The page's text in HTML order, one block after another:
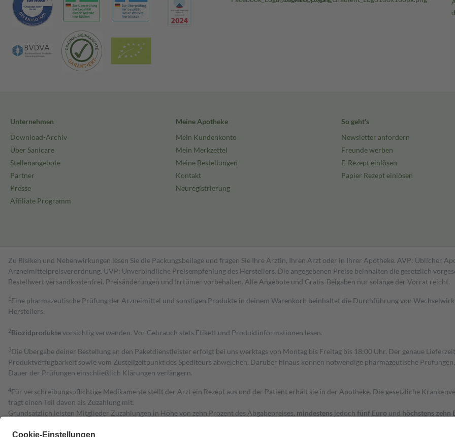
Unternehmen
Download-Archiv
Über Sanicare
Stellenangebote
Partner
Presse
Affiliate Programm
Meine Apotheke
Mein Kundenkonto
Mein Merkzettel
Meine Bestellungen
Kontakt
Neuregistrierung
So geht's
Newsletter anfordern
Freunde werben
E-Rezept einlösen
Papier Rezept einlösen
Zu Risiken und Nebenwirkungen lesen Sie die Packungsbeilage und fragen Sie Ihre Ärztin, Ihren Arzt oder in Ihrer Apotheke. AVP: Üblicher
Arzneimittelpreisverordnung. UVP: Unverbindliche Preisempfehlung des Herstellers. Die angegebenen Preise beinhalten die gesetzlich
Bestell­wert versand­kosten­frei. Preisänderungen und Irrtümer vorbehalten. Alle Angebote und Gratis-Beigaben nur solange der Vorrat reicht.
1 Eine pharmazeutische Prüfung der Arzneimittel und sonstigen Produkte in deinem Warenkorb beinhaltet die Durchführung von
Herstellers.
2Biozidproduktevorsichtig verwenden. Vor Gebrauch stets Etikett und Produktinformationen lesen.
3Die Übergabe deiner Bestellung an den Paketdienstleister erfolgt bei uns werktags von Montag bis Freitag bis 18:00 Uhr. Der genaue
Produktverfügbarkeit sowie vom Zustellzeitpunkt des Spediteurs abweichen. Darüber hinaus können notwendige pharmazeutische
Dauer der Prüfungen einschließlich Klärungen verlängern.
4Für verschreibungspflichtige Medikamente stellt der Arzt ein Rezept aus und der Patient erhält sie in der Apotheke. Die gesetzliche
trägt einen Teil davon als Zuzahlung mit.
Grundsätzlich leisten Mitglieder Zuzahlungen in Höhe von zehn Prozent des Abgabepreises, mindestens jedoch fünf Euro und höchstens zehn
Diese Regeln gelten grundsätzlich auch für Online-Apotheken.